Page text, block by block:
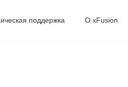
поддержка О xFusion